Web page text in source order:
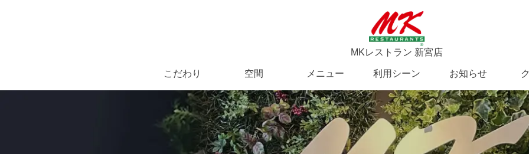
MKレストラン 新宮店
こだわり 空間 メニュー 利用シーン お知らせ